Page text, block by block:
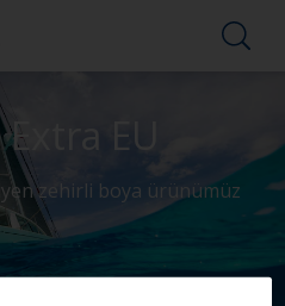
EU
zehirli boya ürünümüz